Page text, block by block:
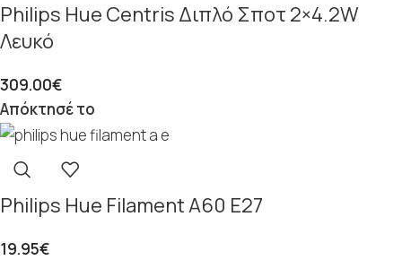
Philips Hue Centris Διπλό Σποτ 2×4.2W
Λευκό
309.00€
Απόκτησέ το
Philips Hue Filament A60 E27
19.95€